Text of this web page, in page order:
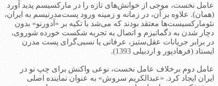
عامل نخست، موجی از خوانش‌های تازه را در مارکسیسم پدید آورد
(همان). علاوه بر آن، در زمانه و زمینه ورود پست‌مدرنیسم به ایران،
نئومارکسیست‌ها معتقد بودند که می‌شد با تکیه بر «آدورنو» بدون
دچار شدن به دگماتیزم و اتصال به تجربه شکست خورده شوروی،
در برابر جریانات عقل‌ستیز، عرفانی یا نسبی‌گرای پست مدرن
ایستاد (فرهادپور و اردبیلی 1393).
عامل دوم برخلاف عامل نخست، نوعی واکنش برای چپ نو در
ایران ایجاد کرد. «عبدالکریم سروش» به عنوان نماینده اصلی